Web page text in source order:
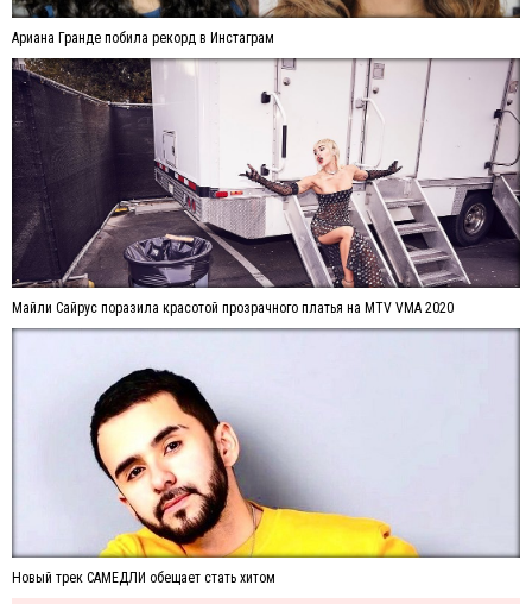
Ариана Гранде побила рекорд в Инстаграм
Майли Сайрус поразила красотой прозрачного платья на MTV VMA 2020
Новый трек САМЕДЛИ обещает стать хитом